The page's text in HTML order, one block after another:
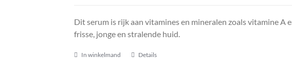
Dit serum is rijk aan vitamines en mineralen zoals vitamine
frisse, jonge en stralende huid.
In winkelmand Details